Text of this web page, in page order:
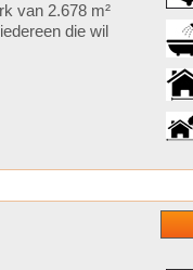
van 2.678 m²
die wil